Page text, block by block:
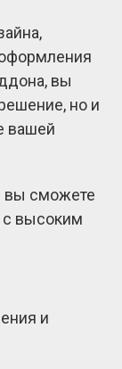
вы
но и
вашей
вы сможете
с высоким
и